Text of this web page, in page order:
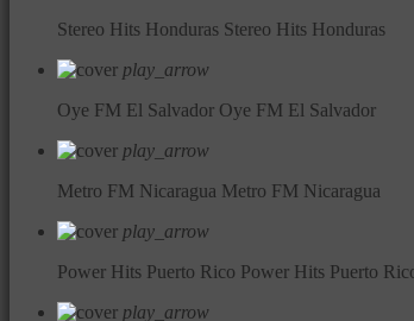
Stereo Hits Honduras Stereo Hits Honduras
play_arrow
Oye FM El Salvador Oye FM El Salvador
play_arrow
Metro FM Nicaragua Metro FM Nicaragua
play_arrow
Power Hits Puerto Rico Power Hits Puerto
play_arrow